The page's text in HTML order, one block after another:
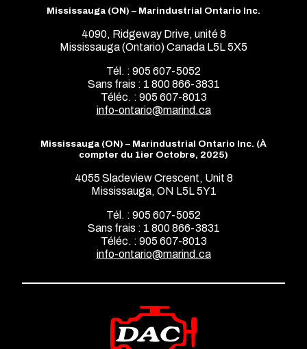
Mississauga (ON) – Marindustrial Ontario Inc.
4090, Ridgeway Drive, unité 8
Mississauga (Ontario) Canada L5L 5X5
Tél. : 905 607-5052
Sans frais : 1 800 866-3831
Téléc. : 905 607-8013
info-ontario@marind.ca
Mississauga (ON) – Marindustrial Ontario Inc. (À
compter du 1ier Octobre, 2025)
4055 Sladeview Crescent, Unit 8
Mississauga, ON L5L 5Y1
Tél. : 905 607-5052
Sans frais : 1 800 866-3831
Téléc. : 905 607-8013
info-ontario@marind.ca